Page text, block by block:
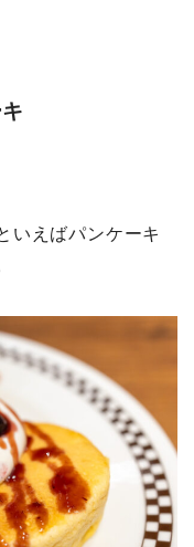
いえばパンケーキ